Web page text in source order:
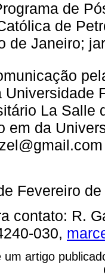
de
de
de Janeiro;
Universidade
La Salle
em da
Fevereiro
contato: R.
030,
um artigo